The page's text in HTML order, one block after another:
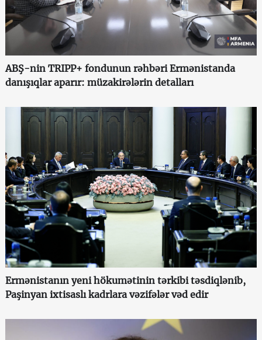
ABŞ-nin TRIPP+ fondunun rəhbəri Ermənistanda
danışıqlar aparır: müzakirələrin detalları
Ermənistanın yeni hökumətinin tərkibi təsdiqlənib,
Paşinyan ixtisaslı kadrlara vəzifələr vəd edir